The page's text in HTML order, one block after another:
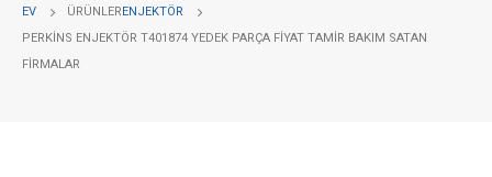
EV ÜRÜNLERENJEKTÖR
PERKINS ENJEKTÖR T401874 YEDEK PARÇA FIYAT TAMIR BAKIM SATAN
FIRMALAR